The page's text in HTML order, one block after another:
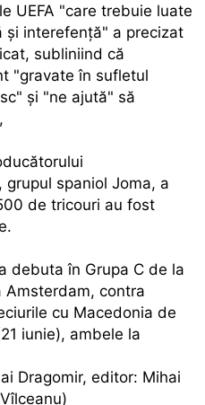
UEFA "care trebuie luate
şi interefenţă" a precizat
subliniind că
"gravate în sufletul
şi "ne ajută" să
spaniol Joma, a
de tricouri au fost
debuta în Grupa C de la
Amsterdam, contra
cu Macedonia de
iunie), ambele la
Dragomir, editor: Mihai